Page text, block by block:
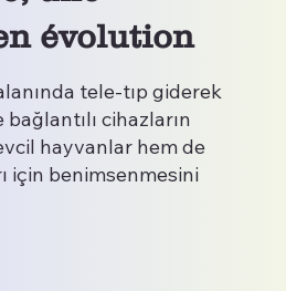
évolution
tele-tıp giderek
bağlantılı cihazların
hayvanlar hem de
için benimsenmesini